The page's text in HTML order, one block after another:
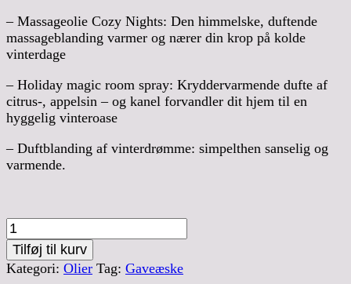
– Massageolie Cozy Nights: Den himmelske, duftende
massageblanding varmer og nærer din krop på kolde
vinterdage
– Holiday magic room spray: Kryddervarmende dufte af
citrus-, appelsin – og kanel forvandler dit hjem til en
hyggelig vinteroase
– Duftblanding af vinterdrømme: simpelthen sanselig og
varmende.
Festive
Scents
Set
antal
Tilføj til kurv
Kategori: Olier Tag: Gaveæske